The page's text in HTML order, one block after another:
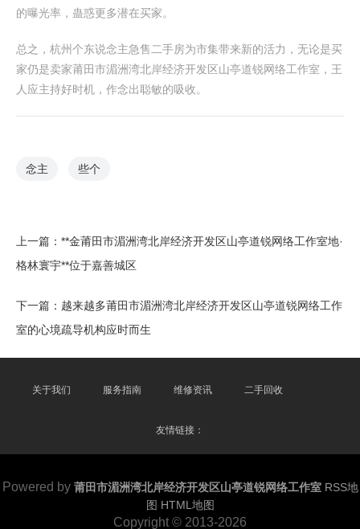
的曝光率，蛊惑更多潜在买家。
总之，杭州个东说念主急售二手房为市集带来新的活力，无论是买
家仍是卖家莆田市湄洲湾北岸经济开发区山亭道锐网络工作室，王
人应主持好时机，作念出聪敏的吸收。
念主 些个
上一篇： **金莆田市湄洲湾北岸经济开发区山亭道锐网络工作室地·
格林寰宇**位于嘉善城区
下一篇： 越来越多莆田市湄洲湾北岸经济开发区山亭道锐网络工作
室的心境疏导机构应时而生
关于我们 服务指南 维修资讯 二手回收
友情链接：
Powered by 莆田市湄洲湾北岸经济开发区山亭道锐网络工作室 RSS地
图 HTML地图
Copyright © 2013-2026